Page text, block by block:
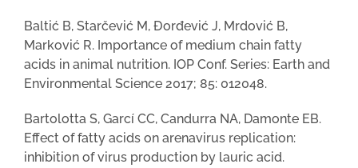
Baltić B, Starčević M, Đorđević J, Mrdović B,
Marković R. Importance of medium chain fatty
acids in animal nutrition. IOP Conf. Series: Earth and
Environmental Science 2017; 85: 012048.
Bartolotta S, Garcí CC, Candurra NA, Damonte EB.
Effect of fatty acids on arenavirus replication:
inhibition of virus production by lauric acid.